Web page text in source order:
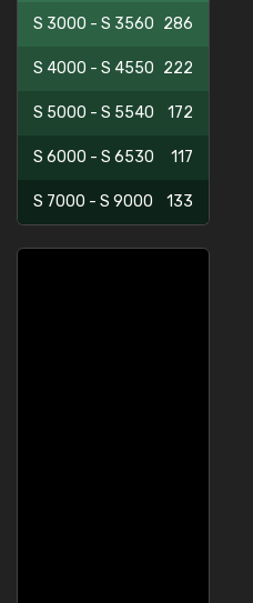
S 3000 - S 3560 286
S 4000 - S 4550 222
S 5000 - S 5540 172
S 6000 - S 6530 117
S 7000 - S 9000 133